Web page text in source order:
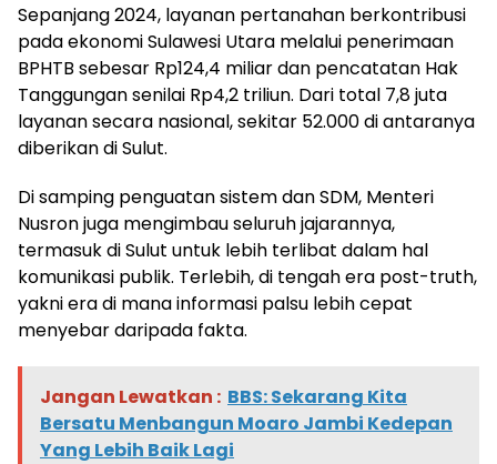
Sepanjang 2024, layanan pertanahan berkontribusi
pada ekonomi Sulawesi Utara melalui penerimaan
BPHTB sebesar Rp124,4 miliar dan pencatatan Hak
Tanggungan senilai Rp4,2 triliun. Dari total 7,8 juta
layanan secara nasional, sekitar 52.000 di antaranya
diberikan di Sulut.
Di samping penguatan sistem dan SDM, Menteri
Nusron juga mengimbau seluruh jajarannya,
termasuk di Sulut untuk lebih terlibat dalam hal
komunikasi publik. Terlebih, di tengah era post-truth,
yakni era di mana informasi palsu lebih cepat
menyebar daripada fakta.
Jangan Lewatkan : BBS: Sekarang Kita
Bersatu Menbangun Moaro Jambi Kedepan
Yang Lebih Baik Lagi